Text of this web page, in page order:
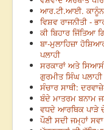
ਆਰ.ਟੀ.ਆਈ. ਕਾਨੂੰਨ
ਵਿਸ਼ਵ ਰਾਜਨੀਤੀ -
ਕੀ ਬਿਹਾਰ ਜਿੱਤਿਆ
ਬਾ-ਮੁਲਾਹਿਜ਼ਾ
ਪਲਾਹੀ
ਸਰਕਾਰਾਂ ਅਤੇ
ਗੁਰਮੀਤ ਸਿੰਘ ਪਲਾਹੀ
ਸੰਚਾਰ ਸਾਥੀ:
ਬੰਦੇ ਮਾਤਰਮ ਬਨਾਮ
ਵਧਦੇ ਆਰਥਿਕ ਪਾੜੇ ਦੇ
ਪੌਣੀ ਸਦੀ ਜਮ੍ਹਾਂ